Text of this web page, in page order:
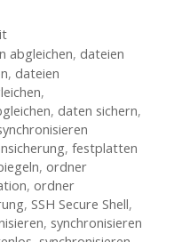
abgleichen, dateien
, dateien
,
, daten sichern,
, festplatten
, ordner
, ordner
, SSH Secure Shell,
, synchronisieren